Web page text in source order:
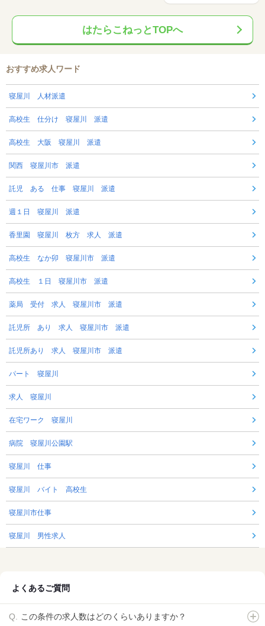
はたらこねっとTOPへ
おすすめ求人ワード
寝屋川 人材派遣
高校生 仕分け 寝屋川 派遣
高校生 大阪 寝屋川 派遣
関西 寝屋川市 派遣
託児 ある 仕事 寝屋川 派遣
週１日 寝屋川 派遣
香里園 寝屋川 枚方 求人 派遣
高校生 なか卯 寝屋川市 派遣
高校生 １日 寝屋川市 派遣
薬局 受付 求人 寝屋川市 派遣
託児所 あり 求人 寝屋川市 派遣
託児所あり 求人 寝屋川市 派遣
パート 寝屋川
求人 寝屋川
在宅ワーク 寝屋川
病院 寝屋川公園駅
寝屋川 仕事
寝屋川 バイト 高校生
寝屋川市仕事
寝屋川 男性求人
よくあるご質問
この条件の求人数はどのくらいありますか？